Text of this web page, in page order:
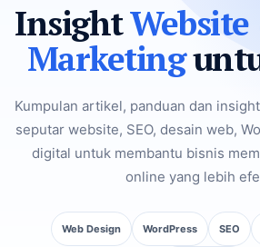
Insight
Marketing
Kumpulan artikel, panduan dan
seputar website, SEO, desain web,
digital untuk membantu bisnis
online yang lebih
Web Design WordPress SEO